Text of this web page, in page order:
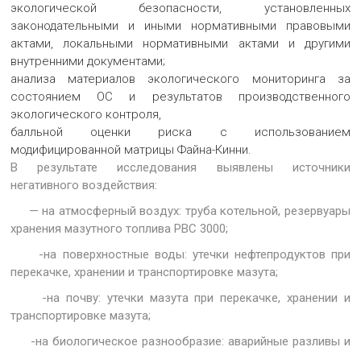
экологической безопасности, установленных
законодательными и иными нормативными правовыми
актами, локальными нормативными актами и другими
внутренними документами;
анализа материалов экологического мониторинга за
состоянием ОС и результатов производственного
экологического контроля,
балльной оценки риска с использованием
модифицированной матрицы Файна-Кинни.
В результате исследования выявлены источники
негативного воздействия:
— на атмосферный воздух: труба котельной, резервуары
хранения мазутного топлива РВС 3000;
-на поверхностные воды: утечки нефтепродуктов при
перекачке, хранении и транспортировке мазута;
-на почву: утечки мазута при перекачке, хранении и
транспортировке мазута;
-на биологическое разнообразие: аварийные разливы и